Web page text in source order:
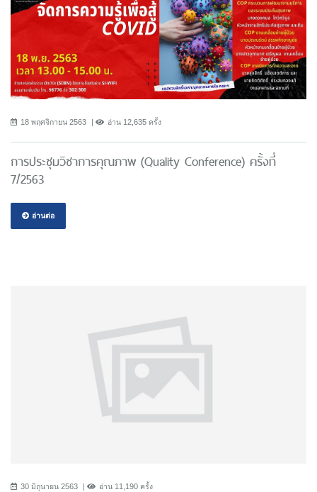
18 พฤศจิกายน 2563 อ่าน 12,635 ครั้ง
การประชุมวิชาการคุณภาพ (Quality Conference) ครั้งที่
7/2563
อ่านต่อ
30 มิถุนายน 2563 อ่าน 11,190 ครั้ง